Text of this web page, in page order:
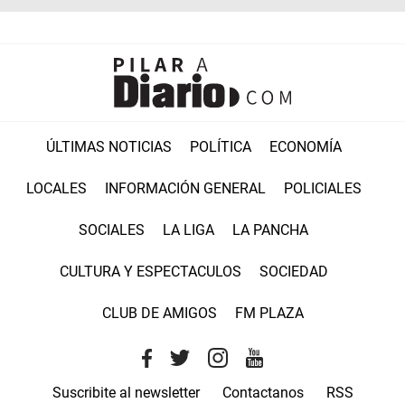
ÚLTIMAS NOTICIAS POLÍTICA ECONOMÍA
LOCALES INFORMACIÓN GENERAL POLICIALES
SOCIALES LA LIGA LA PANCHA
CULTURA Y ESPECTACULOS SOCIEDAD
CLUB DE AMIGOS FM PLAZA
Suscribite al newsletter Contactanos RSS